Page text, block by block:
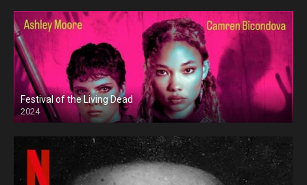
Festival of the Living Dead
2024